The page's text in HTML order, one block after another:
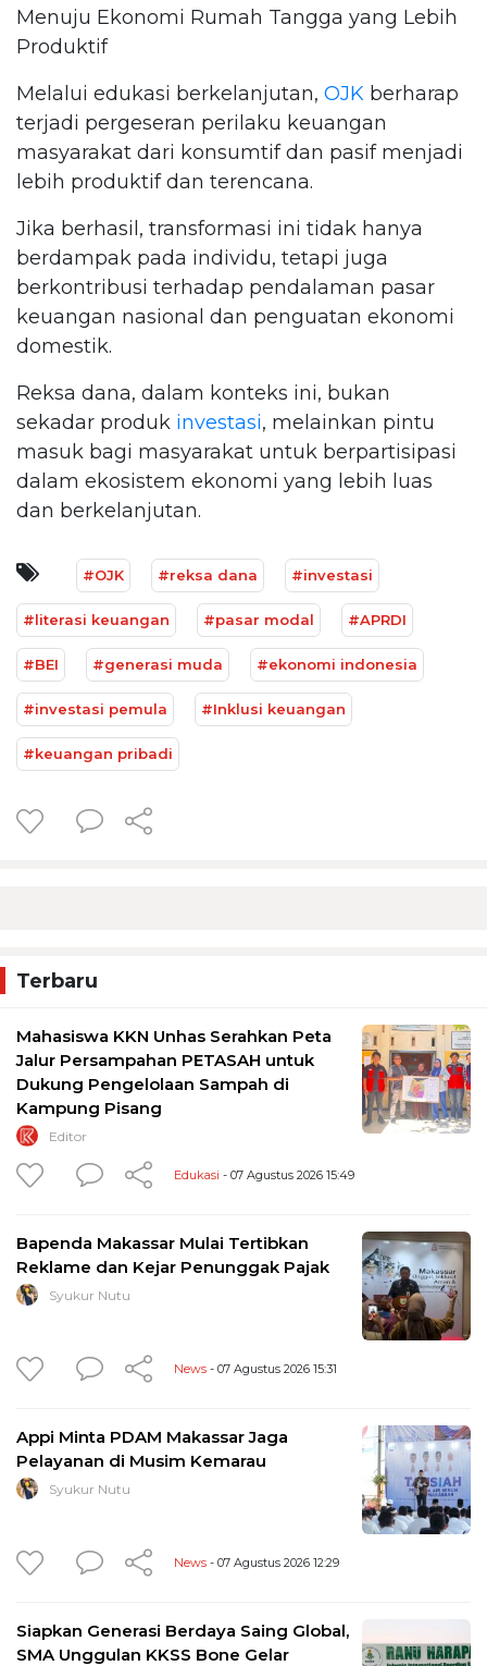
Menuju Ekonomi Rumah Tangga yang Lebih
Produktif
Melalui edukasi berkelanjutan, OJK berharap
terjadi pergeseran perilaku keuangan
masyarakat dari konsumtif dan pasif menjadi
lebih produktif dan terencana.
Jika berhasil, transformasi ini tidak hanya
berdampak pada individu, tetapi juga
berkontribusi terhadap pendalaman pasar
keuangan nasional dan penguatan ekonomi
domestik.
Reksa dana, dalam konteks ini, bukan
sekadar produk investasi, melainkan pintu
masuk bagi masyarakat untuk berpartisipasi
dalam ekosistem ekonomi yang lebih luas
dan berkelanjutan.
#OJK #reksa dana #investasi
#literasi keuangan #pasar modal #APRDI
#BEI #generasi muda #ekonomi indonesia
#investasi pemula #Inklusi keuangan
#keuangan pribadi
Terbaru
Mahasiswa KKN Unhas Serahkan Peta
Jalur Persampahan PETASAH untuk
Dukung Pengelolaan Sampah di
Kampung Pisang
Editor
Edukasi - 07 Agustus 2026 15:49
Bapenda Makassar Mulai Tertibkan
Reklame dan Kejar Penunggak Pajak
Syukur Nutu
News - 07 Agustus 2026 15:31
Appi Minta PDAM Makassar Jaga
Pelayanan di Musim Kemarau
Syukur Nutu
News - 07 Agustus 2026 12:29
Siapkan Generasi Berdaya Saing Global,
SMA Unggulan KKSS Bone Gelar